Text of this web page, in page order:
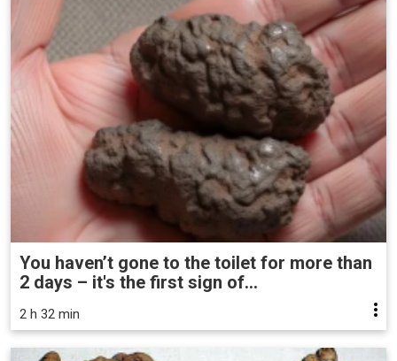
You haven’t gone to the toilet for more than
2 days – it's the first sign of...
2 h 32 min